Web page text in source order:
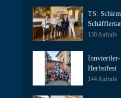
TS:
130 Aufrufe
Herbstfest
144 Aufrufe